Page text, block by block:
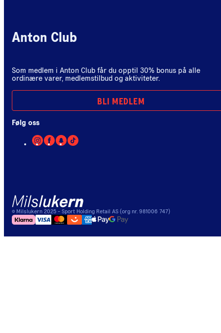
Anton Club
Som medlem i Anton Club får du opptil 30% bonus på alle
ordinære varer, medlemstilbud og aktiviteter.
BLI MEDLEM
Følg oss
© Milslukern 2025 - Sport Holding Retail AS (org nr. 981006 747)